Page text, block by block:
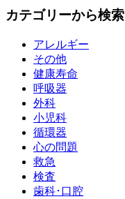
カテゴリーから検索
アレルギー
その他
健康寿命
呼吸器
外科
小児科
循環器
心の問題
救急
検査
歯科･口腔